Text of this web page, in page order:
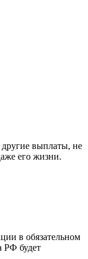
выплаты, не
его жизни.
в обязательном
РФ будет